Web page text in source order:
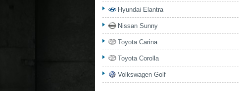
Hyundai Elantra
Nissan Sunny
Toyota Carina
Toyota Corolla
Volkswagen Golf